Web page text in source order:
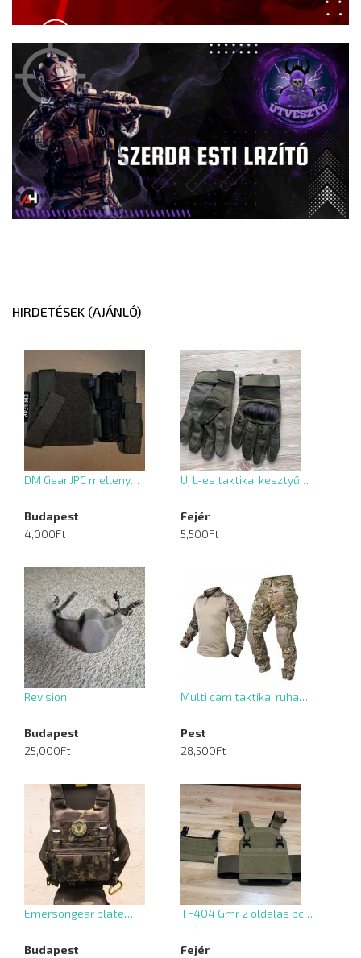
HIRDETÉSEK (AJÁNLÓ)
DM Gear JPC melleny…
Budapest
4,000Ft
Új L-es taktikai kesztyű…
Fejér
5,500Ft
Revision
Budapest
25,000Ft
Multi cam taktikai ruha…
Pest
28,500Ft
Emersongear plate…
Budapest
TF404 Gmr 2 oldalas pc…
Fejér